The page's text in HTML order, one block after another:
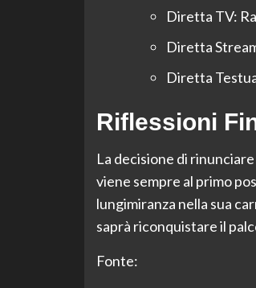
Diretta TV:
Diretta
Diretta
Riflessioni
La decisione di
viene sempre al primo
lungimiranza nella sua
saprà riconquistare il
Fonte: